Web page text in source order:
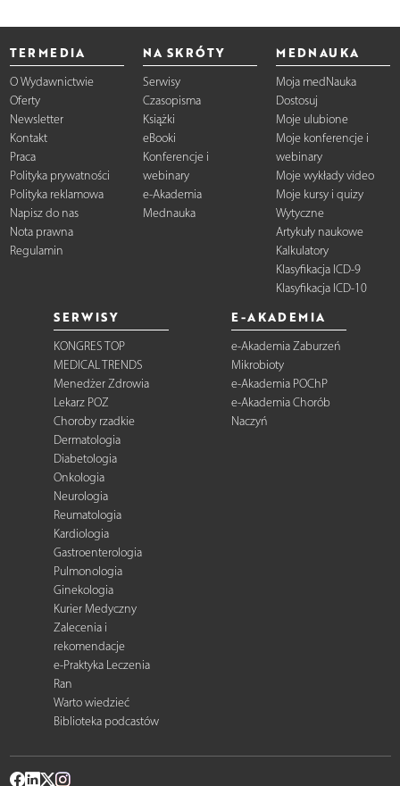
TERMEDIA
O Wydawnictwie
Oferty
Newsletter
Kontakt
Praca
Polityka prywatności
Polityka reklamowa
Napisz do nas
Nota prawna
Regulamin
NA SKRÓTY
Serwisy
Czasopisma
Książki
eBooki
Konferencje i
webinary
e-Akademia
Mednauka
MEDNAUKA
Moja medNauka
Dostosuj
Moje ulubione
Moje konferencje i
webinary
Moje wykłady video
Moje kursy i quizy
Wytyczne
Artykuły naukowe
Kalkulatory
Klasyfikacja ICD-9
Klasyfikacja ICD-10
SERWISY
KONGRES TOP
MEDICAL TRENDS
Menedżer Zdrowia
Lekarz POZ
Choroby rzadkie
Dermatologia
Diabetologia
Onkologia
Neurologia
Reumatologia
Kardiologia
Gastroenterologia
Pulmonologia
Ginekologia
Kurier Medyczny
Zalecenia i
rekomendacje
e-Praktyka Leczenia
Ran
Warto wiedzieć
Biblioteka podcastów
E-AKADEMIA
e-Akademia Zaburzeń
Mikrobioty
e-Akademia POChP
e-Akademia Chorób
Naczyń